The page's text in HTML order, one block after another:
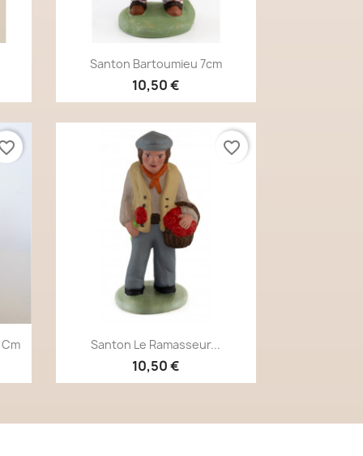
Aperçu rapide
Santon Bartoumieu 7cm
10,50 €
Aperçu rapide
Santon Le Ramasseur...
10,50 €
favorite_border